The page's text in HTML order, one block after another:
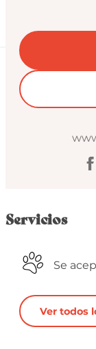
Servicios
Se
Ver todos